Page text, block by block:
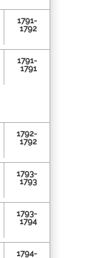
1791-
1792
1791-
1791
1792-
1792
1793-
1793
1793-
1794
1794-